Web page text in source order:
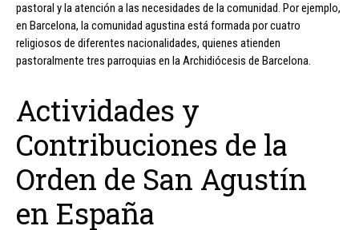
pastoral y la atención a las necesidades de la comunidad. Por ejemplo,
en Barcelona, la comunidad agustina está formada por cuatro
religiosos de diferentes nacionalidades, quienes atienden
pastoralmente tres parroquias en la Archidiócesis de Barcelona.
Actividades y
Contribuciones de la
Orden de San Agustín
en España